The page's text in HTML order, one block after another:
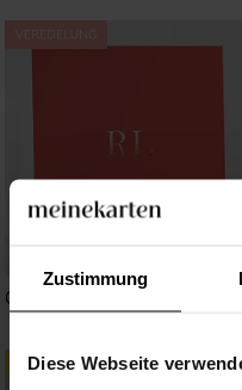
Zustimmung
Diese Webseite
Glänzende Koralle